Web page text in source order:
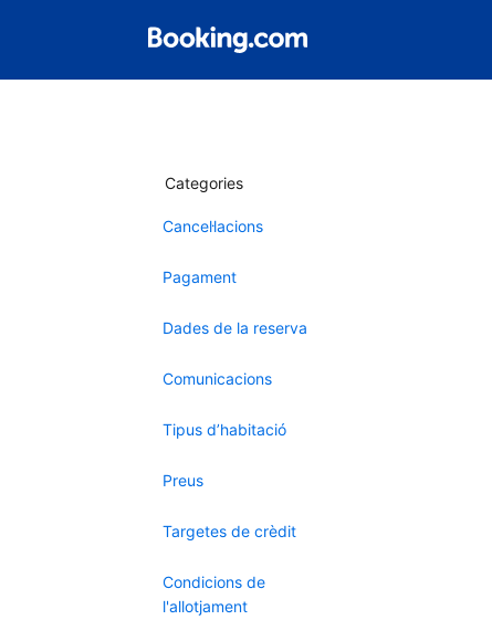
Categories
Cancel·lacions
Pagament
Dades de la reserva
Comunicacions
Tipus d’habitació
Preus
Targetes de crèdit
Condicions de
l'allotjament